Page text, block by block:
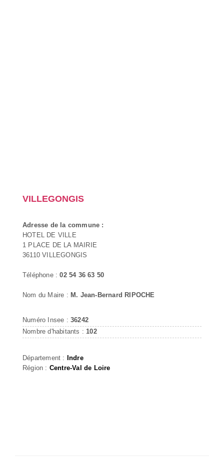
VILLEGONGIS
Adresse de la commune :
HOTEL DE VILLE
1 PLACE DE LA MAIRIE
36110 VILLEGONGIS
Téléphone :02 54 36 63 50
Nom du Maire : M. Jean-Bernard RIPOCHE
Numéro Insee : 36242
Nombre d'habitants : 102
Département : Indre
Région : Centre-Val de Loire